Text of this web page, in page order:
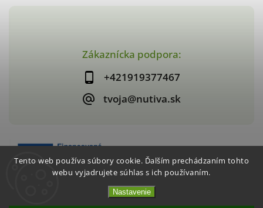
Tento web používa súbory cookie. Ďalším prechádzaním tohto
webu vyjadrujete súhlas s ich používaním.
Nastavenie
Zákaznícka podpora:
+421919377467
tvoja@nutiva.sk
nutiva.sk